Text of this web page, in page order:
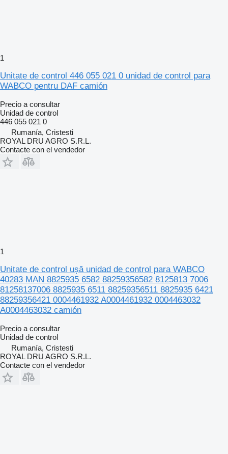
1
Unitate de control 446 055 021 0 unidad de control para
WABCO pentru DAF camión
Precio a consultar
Unidad de control
446 055 021 0
Rumanía, Cristesti
ROYAL DRU AGRO S.R.L.
Contacte con el vendedor
1
Unitate de control ușă unidad de control para WABCO
40283 MAN 8825935 6582 88259356582 8125813 7006
81258137006 8825935 6511 88259356511 8825935 6421
88259356421 0004461932 A0004461932 0004463032
A0004463032 camión
Precio a consultar
Unidad de control
Rumanía, Cristesti
ROYAL DRU AGRO S.R.L.
Contacte con el vendedor